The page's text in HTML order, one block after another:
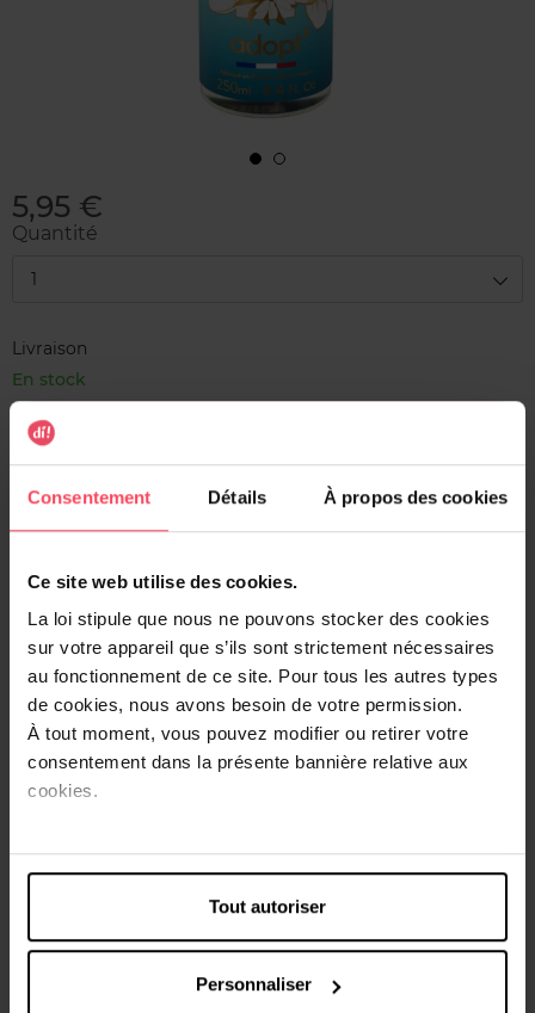
Consentement Détails À propos des cookies
Ce site web utilise des cookies.
La loi stipule que nous ne pouvons stocker des cookies
sur votre appareil que s’ils sont strictement nécessaires
au fonctionnement de ce site. Pour tous les autres types
de cookies, nous avons besoin de votre permission.
À tout moment, vous pouvez modifier ou retirer votre
consentement dans la présente bannière relative aux
cookies.
Tout autoriser
Personnaliser
5,95 €
Quantité
1
Livraison
En stock
Livraison gratuite à l'achat de min. 35€
Retour gratuit dans votre magasin
Expédition sous 24h
Description
GEL DOUCHE 250ML MONOI DES ILES
Avis client
Vous aimerez peut-être